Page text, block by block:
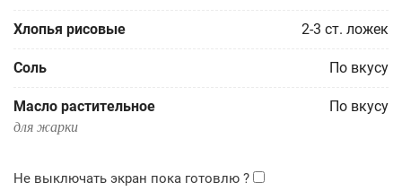
Хлопья рисовые 2-3 ст. ложек
Соль По вкусу
Масло растительное По вкусу
для жарки